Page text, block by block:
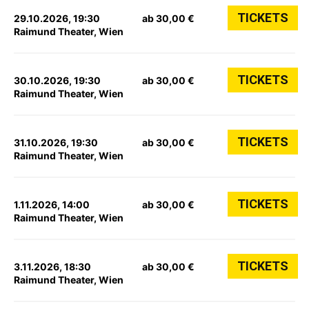
29.10.2026, 19:30
Raimund Theater, Wien
ab 30,00 € TICKETS
30.10.2026, 19:30
Raimund Theater, Wien
ab 30,00 € TICKETS
31.10.2026, 19:30
Raimund Theater, Wien
ab 30,00 € TICKETS
1.11.2026, 14:00
Raimund Theater, Wien
ab 30,00 € TICKETS
3.11.2026, 18:30
Raimund Theater, Wien
ab 30,00 € TICKETS